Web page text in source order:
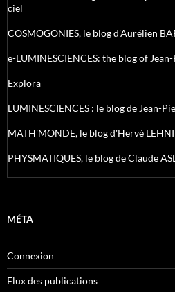
ciel
COSMOGONIES, le blog d'Aurélien
e-LUMINESCIENCES: the blog of
Explora
LUMINESCIENCES : le blog de Jean-
MATH'MONDE, le blog d'Hervé
PHYSMATIQUES, le blog de Claude
MÉTA
Connexion
Flux des publications